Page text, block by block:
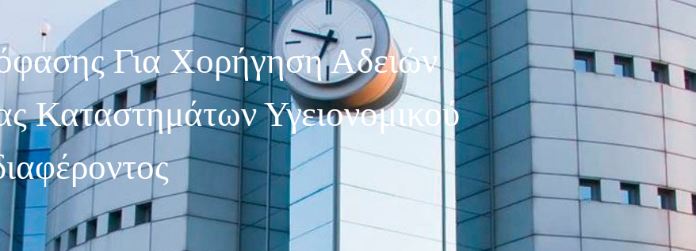
Για Χορήγηση Αδειών
Καταστημάτων Υγειονομικού